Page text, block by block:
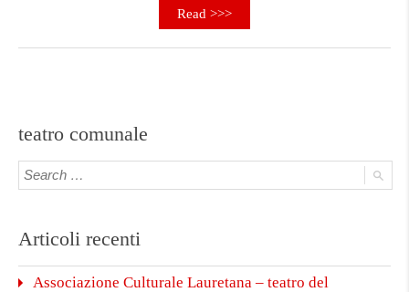
Read >>>
teatro comunale
Articoli recenti
Associazione Culturale Lauretana – teatro del